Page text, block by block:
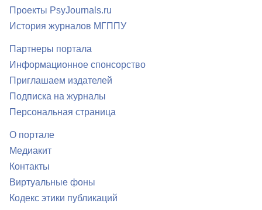
Проекты PsyJournals.ru
История журналов МГППУ
Партнеры портала
Информационное спонсорство
Приглашаем издателей
Подписка на журналы
Персональная страница
О портале
Медиакит
Контакты
Виртуальные фоны
Кодекс этики публикаций